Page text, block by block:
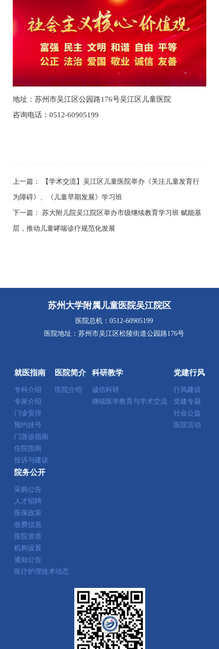
地址：苏州市吴江区公园路176号吴江区儿童医院
咨询电话：0512-60905199
上一篇： 【学术交流】吴江区儿童医院举办《关注儿童发育行
为障碍》、《儿童早期发展》学习班
下一篇： 苏大附儿院吴江院区举办市级继续教育学习班 赋能基
层，推动儿童哮喘诊疗规范化发展
苏州大学附属儿童医院吴江院区
医院总机：0512-60905199
医院地址：苏州市吴江区松陵街道公园路176号
就医指南
专科介绍
专家介绍
门诊安排
预约挂号
门急诊指南
住院指南
投诉与建议
医院简介
医院介绍
科研教学
诚信科研
继续医学教育与学术交流
党建行风
行风建设
党建专题
社会公益
医院活动
院务公开
采购公告
人才招聘
医保政策
收费信息
医院资质
机构设置
通知公告
医疗护理技术动态